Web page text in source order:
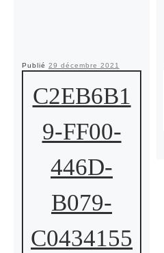
Publié 29 décembre 2021
C2EB6B1
9-FF00-
446D-
B079-
C0434155